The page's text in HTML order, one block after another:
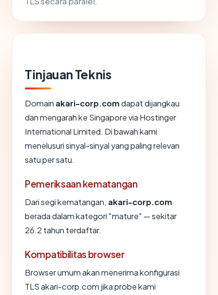
Tinjauan Teknis
Domain akari-corp.comdapat dijangkau
dan mengarah ke Singapore via Hostinger
International Limited. Di bawah kami
menelusuri sinyal-sinyal yang paling relevan
satu per satu.
Pemeriksaan kematangan
Dari segi kematangan, akari-corp.com
berada dalam kategori "mature" — sekitar
26.2 tahun terdaftar.
Kompatibilitas browser
Browser umum akan menerima konfigurasi
TLS akari-corp.com jika probe kami